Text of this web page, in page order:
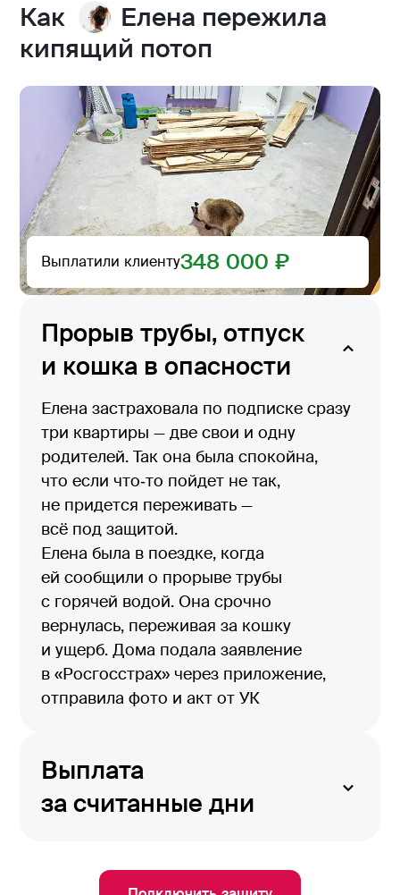
Как
Елена пережила
кипящий потоп
Выплатили клиенту348 000 ₽
Прорыв трубы, отпуск
и кошка в опасности
Елена застраховала по подписке сразу
три квартиры — две свои и одну
родителей. Так она была спокойна,
что если что‑то пойдет не так,
не придется переживать —
всё под защитой.
Елена была в поездке, когда
ей сообщили о прорыве трубы
с горячей водой. Она срочно
вернулась, переживая за кошку
и ущерб. Дома подала заявление
в «Росгосстрах» через приложение,
отправила фото и акт от УК
Выплата
за считанные дни
дорогого паркета и плинтусов на кухне